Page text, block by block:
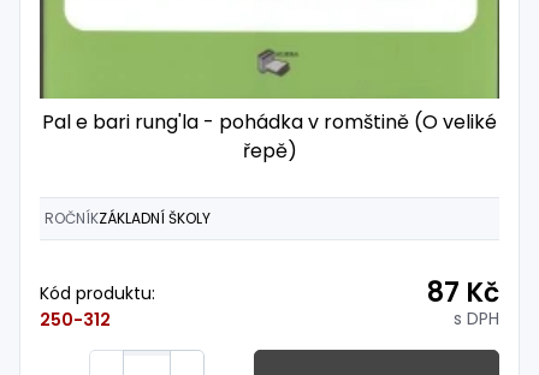
Pal e bari rung'la - pohádka v romštině (O veliké
řepě)
ROČNÍKZÁKLADNÍ ŠKOLY
Kód produktu:
250-312
87 Kč
s DPH